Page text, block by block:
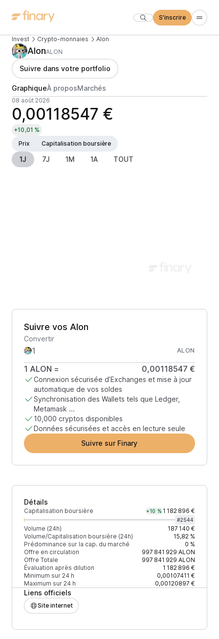
S'inscrire
Invest Crypto-monnaies Alon
AlonALON
Suivre dans votre portfolio
GraphiqueÀ proposMarchés
08 août 2026
0,00118547 €
+10,01 %
Prix
Capitalisation boursière
1J 7J 1M 1A TOUT
Suivre vos Alon
Convertir
ALON
1 ALON = 0,00118547 €
Connexion sécurisée d’Exchanges et mise à jour
automatique de vos soldes
Synchronisation des Wallets tels que Ledger,
Metamask ...
10,000 cryptos disponibles
Données sécurisées et accès en lecture seule
Suivre sur Finary
Détails
Capitalisation boursière +10 % 1 182 896 €
#2544
Volume (24h)
187 140 €
Volume/Capitalisation boursière (24h)
15,82 %
Prédominance sur la cap. du marché
0 %
Offre en circulation
997 841 929 ALON
Offre Totale
997 841 929 ALON
Évaluation après dilution
1 182 896 €
Minimum sur 24 h
0,00107411 €
Maximum sur 24 h
0,00120897 €
Liens officiels
Site internet